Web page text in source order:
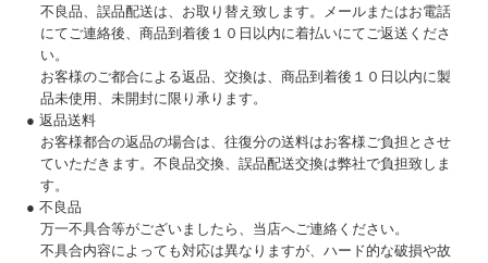
不良品、誤品配送は、お取り替え致します。メールまたはお電話
にてご連絡後、商品到着後１０日以内に着払いにてご返送くださ
い。
お客様のご都合による返品、交換は、商品到着後１０日以内に製
品未使用、未開封に限り承ります。
● 返品送料
お客様都合の返品の場合は、往復分の送料はお客様ご負担とさせ
ていただきます。不良品交換、誤品配送交換は弊社で負担致しま
す。
● 不良品
万一不具合等がございましたら、当店へご連絡ください。
不具合内容によっても対応は異なりますが、ハード的な破損や故